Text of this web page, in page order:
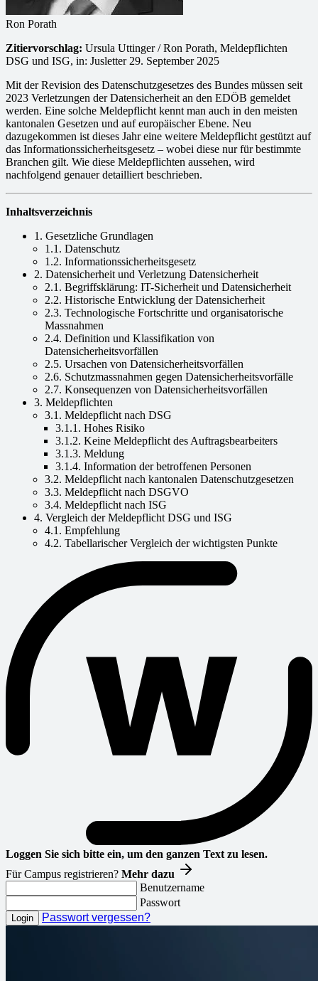
Ron Porath
Zitiervorschlag: Ursula Uttinger / Ron Porath, Meldepflichten
DSG und ISG, in: Jusletter 29. September 2025
Mit der Revision des Datenschutzgesetzes des Bundes müssen seit
2023 Verletzungen der Datensicherheit an den EDÖB gemeldet
werden. Eine solche Meldepflicht kennt man auch in den meisten
kantonalen Gesetzen und auf europäischer Ebene. Neu
dazugekommen ist dieses Jahr eine weitere Meldepflicht gestützt auf
das Informationssicherheitsgesetz – wobei diese nur für bestimmte
Branchen gilt. Wie diese Meldepflichten aussehen, wird
nachfolgend genauer detailliert beschrieben.
Inhaltsverzeichnis
1. Gesetzliche Grundlagen
1.1. Datenschutz
1.2. Informationssicherheitsgesetz
2. Datensicherheit und Verletzung Datensicherheit
2.1. Begriffsklärung: IT-Sicherheit und Datensicherheit
2.2. Historische Entwicklung der Datensicherheit
2.3. Technologische Fortschritte und organisatorische
Massnahmen
2.4. Definition und Klassifikation von
Datensicherheitsvorfällen
2.5. Ursachen von Datensicherheitsvorfällen
2.6. Schutzmassnahmen gegen Datensicherheitsvorfälle
2.7. Konsequenzen von Datensicherheitsvorfällen
3. Meldepflichten
3.1. Meldepflicht nach DSG
3.1.1. Hohes Risiko
3.1.2. Keine Meldepflicht des Auftragsbearbeiters
3.1.3. Meldung
3.1.4. Information der betroffenen Personen
3.2. Meldepflicht nach kantonalen Datenschutzgesetzen
3.3. Meldepflicht nach DSGVO
3.4. Meldepflicht nach ISG
4. Vergleich der Meldepflicht DSG und ISG
4.1. Empfehlung
4.2. Tabellarischer Vergleich der wichtigsten Punkte
Loggen Sie sich bitte ein, um den ganzen Text zu lesen.
Für Campus registrieren? Mehr dazu
Benutzername
Passwort
Passwort vergessen?